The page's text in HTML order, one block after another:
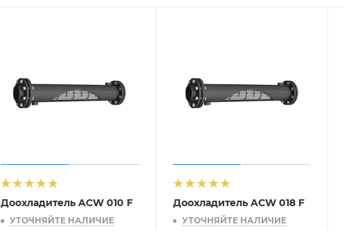
Доохладитель ACW 010 F
УТОЧНЯЙТЕ НАЛИЧИЕ
Доохладитель ACW 018 F
УТОЧНЯЙТЕ НАЛИЧИЕ